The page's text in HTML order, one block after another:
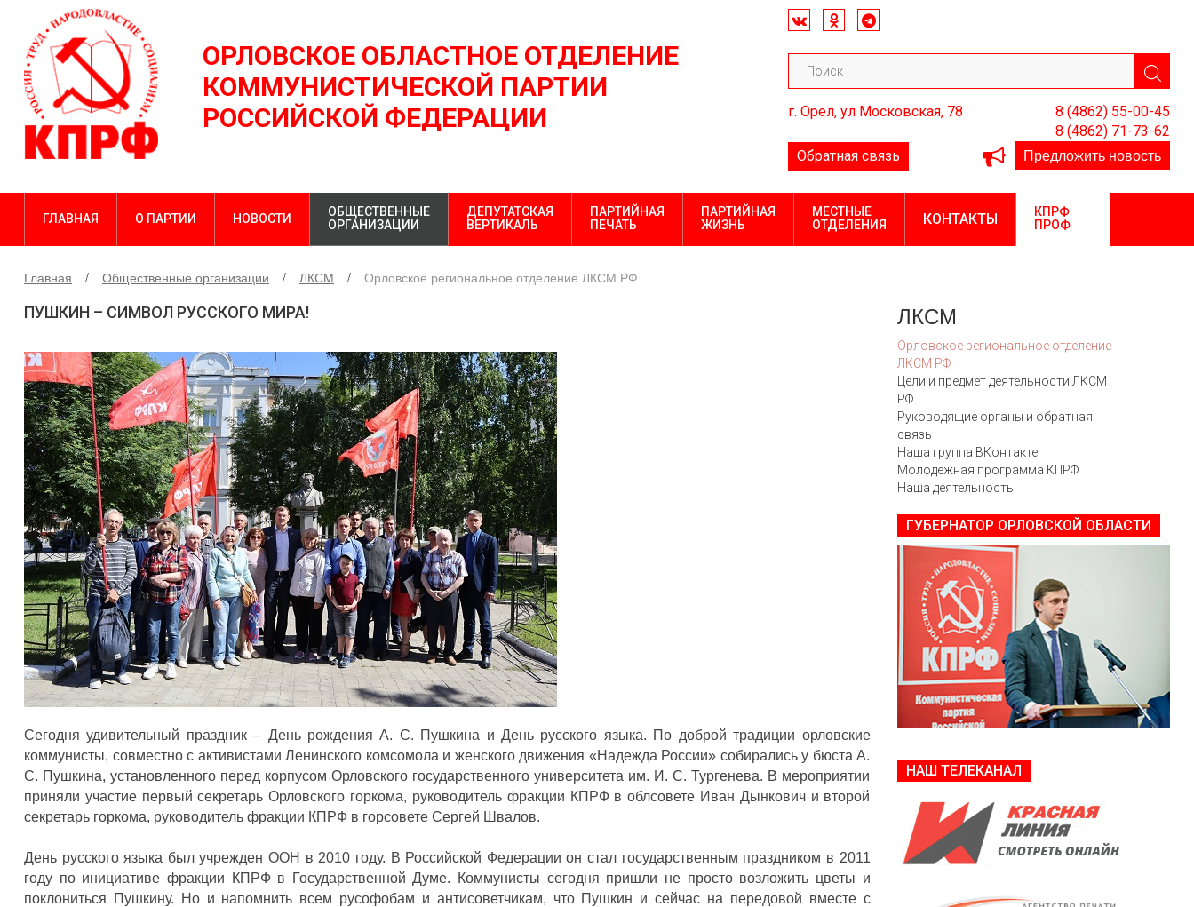
ОРЛОВСКОЕ ОБЛАСТНОЕ ОТДЕЛЕНИЕ
КОММУНИСТИЧЕСКОЙ ПАРТИИ
РОССИЙСКОЙ ФЕДЕРАЦИИ
г. Орел, ул Московская, 78
Обратная связь
8 (4862) 55-00-45
8 (4862) 71-73-62
Предложить новость
ГЛАВНАЯ О ПАРТИИ НОВОСТИ
ОБЩЕСТВЕННЫЕ
ОРГАНИЗАЦИИ
ДЕПУТАТСКАЯ
ВЕРТИКАЛЬ
ПАРТИЙНАЯ
ПЕЧАТЬ
ПАРТИЙНАЯ
ЖИЗНЬ
МЕСТНЫЕ
ОТДЕЛЕНИЯ
КОНТАКТЫ
КПРФ
ПРОФ
Главная Общественные организации ЛКСМ Орловское региональное отделение ЛКСМ РФ
ПУШКИН – СИМВОЛ РУССКОГО МИРА!
Сегодня удивительный праздник – День рождения А. С. Пушкина и День русского языка. По доброй традиции орловские
коммунисты, совместно с активистами Ленинского комсомола и женского движения «Надежда России» собирались у бюста А.
С. Пушкина, установленного перед корпусом Орловского государственного университета им. И. С. Тургенева. В мероприятии
приняли участие первый секретарь Орловского горкома, руководитель фракции КПРФ в облсовете Иван Дынкович и второй
секретарь горкома, руководитель фракции КПРФ в горсовете Сергей Швалов.
День русского языка был учрежден ООН в 2010 году. В Российской Федерации он стал государственным праздником в 2011
году по инициативе фракции КПРФ в Государственной Думе. Коммунисты сегодня пришли не просто возложить цветы и
поклониться Пушкину. Но и напомнить всем русофобам и антисоветчикам, что Пушкин и сейчас на передовой вместе с
ЛКСМ
Орловское региональное отделение
ЛКСМ РФ
Цели и предмет деятельности ЛКСМ
РФ
Руководящие органы и обратная
связь
Наша группа ВКонтакте
Молодежная программа КПРФ
Наша деятельность
ГУБЕРНАТОР ОРЛОВСКОЙ ОБЛАСТИ
НАШ ТЕЛЕКАНАЛ